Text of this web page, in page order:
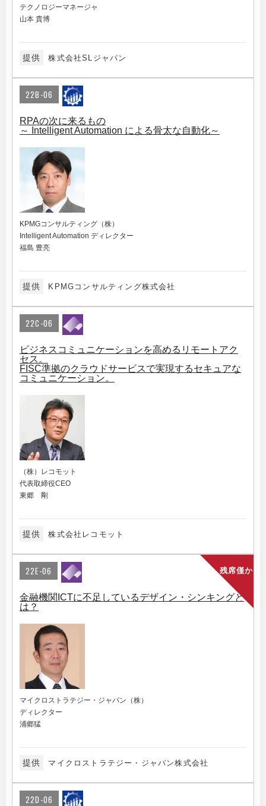
テクノロジーマネージャ
山本 貴博
提供 株式会社SLジャパン
22B-06
RPAの次に来るもの
～ Intelligent Automation による骨太な自動化～
KPMGコンサルティング（株）
Intelligent Automation ディレクター
福島 豊亮
提供 KPMGコンサルティング株式会社
22C-06
ビジネスコミュニケーションを高めるリモートアク
セス。
FISC準拠のクラウドサービスで実現するセキュアな
コミュニケーション。
（株）レコモット
代表取締役CEO
東郷 剛
提供 株式会社レコモット
残席僅か
22E-06
金融機関ICTに不足しているデザイン・シンキングと
は？
マイクロストラテジー・ジャパン（株）
ディレクター
浦郷猛
提供 マイクロストラテジー・ジャパン株式会社
22D-06